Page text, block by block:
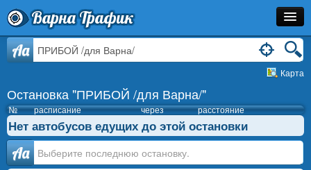
Варна Трафик
Остановка
Расписание
Как Добраться?
Инфо
Aa
Карта
Остановка "ПРИБОЙ /для Варна/"
№ расписание через расстояние
Нет автобусов едущих до этой остановки
Аа